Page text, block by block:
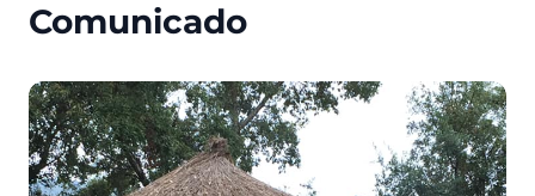
Comunicado